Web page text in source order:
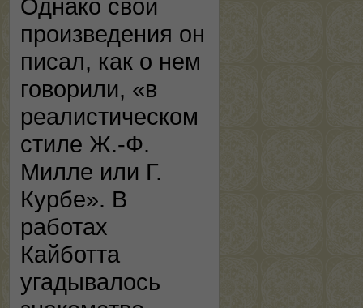
Однако свои
произведения он
писал, как о нем
говорили, «в
реалистическом
стиле Ж.-Ф.
Милле или Г.
Курбе». В
работах
Кайботта
угадывалось